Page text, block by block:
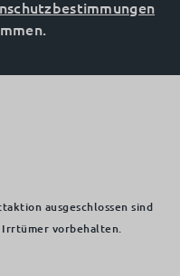
ausgeschlossen sind
Irrtümer vorbehalten.